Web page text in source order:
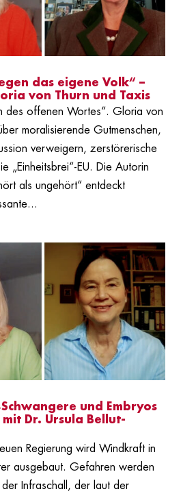
das eigene Volk“ –
von Thurn und Taxis
des offenen Wortes“. Gloria von
moralisierende Gutmenschen,
verweigern, zerstörerische
„Einheitsbrei“-EU. Die Autorin
als ungehört“ entdeckt
und Embryos
Dr. Ursula Bellut-
Regierung wird Windkraft in
ausgebaut. Gefahren werden
Infraschall, der laut der